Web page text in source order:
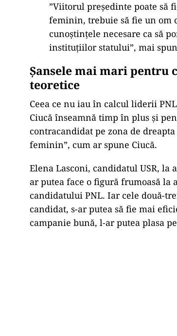
”Viitorul preşedinte poate să
feminin, trebuie să fie un om
cunoştinţele necesare ca să
instituţiilor statului”, mai
Șansele mai mari pentru
teoretice
Ceea ce nu iau în calcul liderii
Ciucă înseamnă timp în plus și
contracandidat pe zona de
feminin”, cum ar spune Ciucă.
Elena Lasconi, candidatul USR,
ar putea face o figură frumoasă
candidatului PNL. Iar cele două-
candidat, s-ar putea să fie mai
campanie bună, l-ar putea plasa